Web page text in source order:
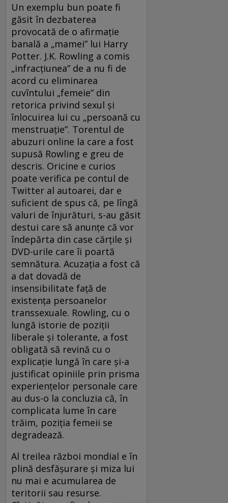
Un exemplu bun poate fi
găsit în dezbaterea
provocată de o afirmație
banală a „mamei” lui Harry
Potter. J.K. Rowling a comis
„infracțiunea” de a nu fi de
acord cu eliminarea
cuvîntului „femeie” din
retorica privind sexul și
înlocuirea lui cu „persoană cu
menstruație”. Torentul de
abuzuri online la care a fost
supusă Rowling e greu de
descris. Oricine e curios
poate verifica pe contul de
Twitter al autoarei, dar e
suficient de spus că, pe lîngă
valuri de înjurături, s-au găsit
destui care să anunțe că vor
îndepărta din case cărțile și
DVD-urile care îi poartă
semnătura. Acuzația a fost că
a dat dovadă de
insensibilitate față de
existența persoanelor
transsexuale. Rowling, cu o
lungă istorie de poziții
liberale și tolerante, a fost
obligată să revină cu o
explicație lungă în care și-a
justificat opiniile prin prisma
experiențelor personale care
au dus-o la concluzia că, în
complicata lume în care
trăim, poziția femeii se
degradează.
Al treilea război mondial e în
plină desfășurare și miza lui
nu mai e acumularea de
teritorii sau resurse.